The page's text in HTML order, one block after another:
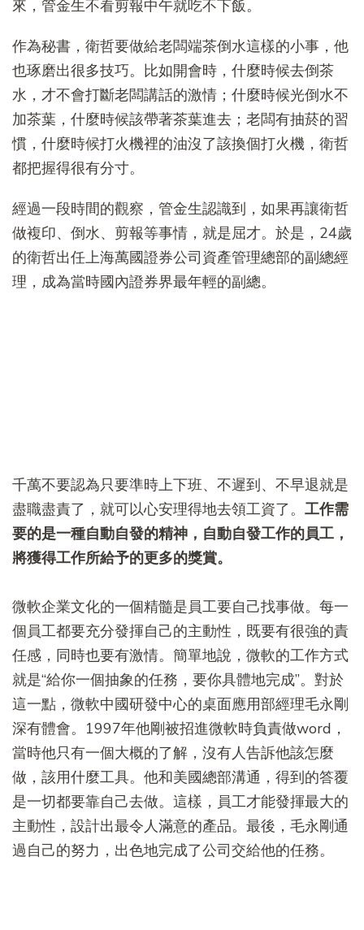
來，管金生不看剪報中午就吃不下飯。
作為秘書，衛哲要做給老闆端茶倒水這樣的小事，他
也琢磨出很多技巧。比如開會時，什麼時候去倒茶
水，才不會打斷老闆講話的激情；什麼時候光倒水不
加茶葉，什麼時候該帶著茶葉進去；老闆有抽菸的習
慣，什麼時候打火機裡的油沒了該換個打火機，衛哲
都把握得很有分寸。
經過一段時間的觀察，管金生認識到，如果再讓衛哲
做複印、倒水、剪報等事情，就是屈才。於是，24歲
的衛哲出任上海萬國證券公司資產管理總部的副總經
理，成為當時國內證券界最年輕的副總。
千萬不要認為只要準時上下班、不遲到、不早退就是
盡職盡責了，就可以心安理得地去領工資了。 工作需
要的是一種自動自發的精神，自動自發工作的員工，
將獲得工作所給予的更多的獎賞。
微軟企業文化的一個精髓是員工要自己找事做。每一
個員工都要充分發揮自己的主動性，既要有很強的責
任感，同時也要有激情。簡單地說，微軟的工作方式
就是“給你一個抽象的任務，要你具體地完成”。對於
這一點，微軟中國研發中心的桌面應用部經理毛永剛
深有體會。1997年他剛被招進微軟時負責做word，
當時他只有一個大概的了解，沒有人告訴他該怎麼
做，該用什麼工具。他和美國總部溝通，得到的答覆
是一切都要靠自己去做。這樣，員工才能發揮最大的
主動性，設計出最令人滿意的產品。最後，毛永剛通
過自己的努力，出色地完成了公司交給他的任務。